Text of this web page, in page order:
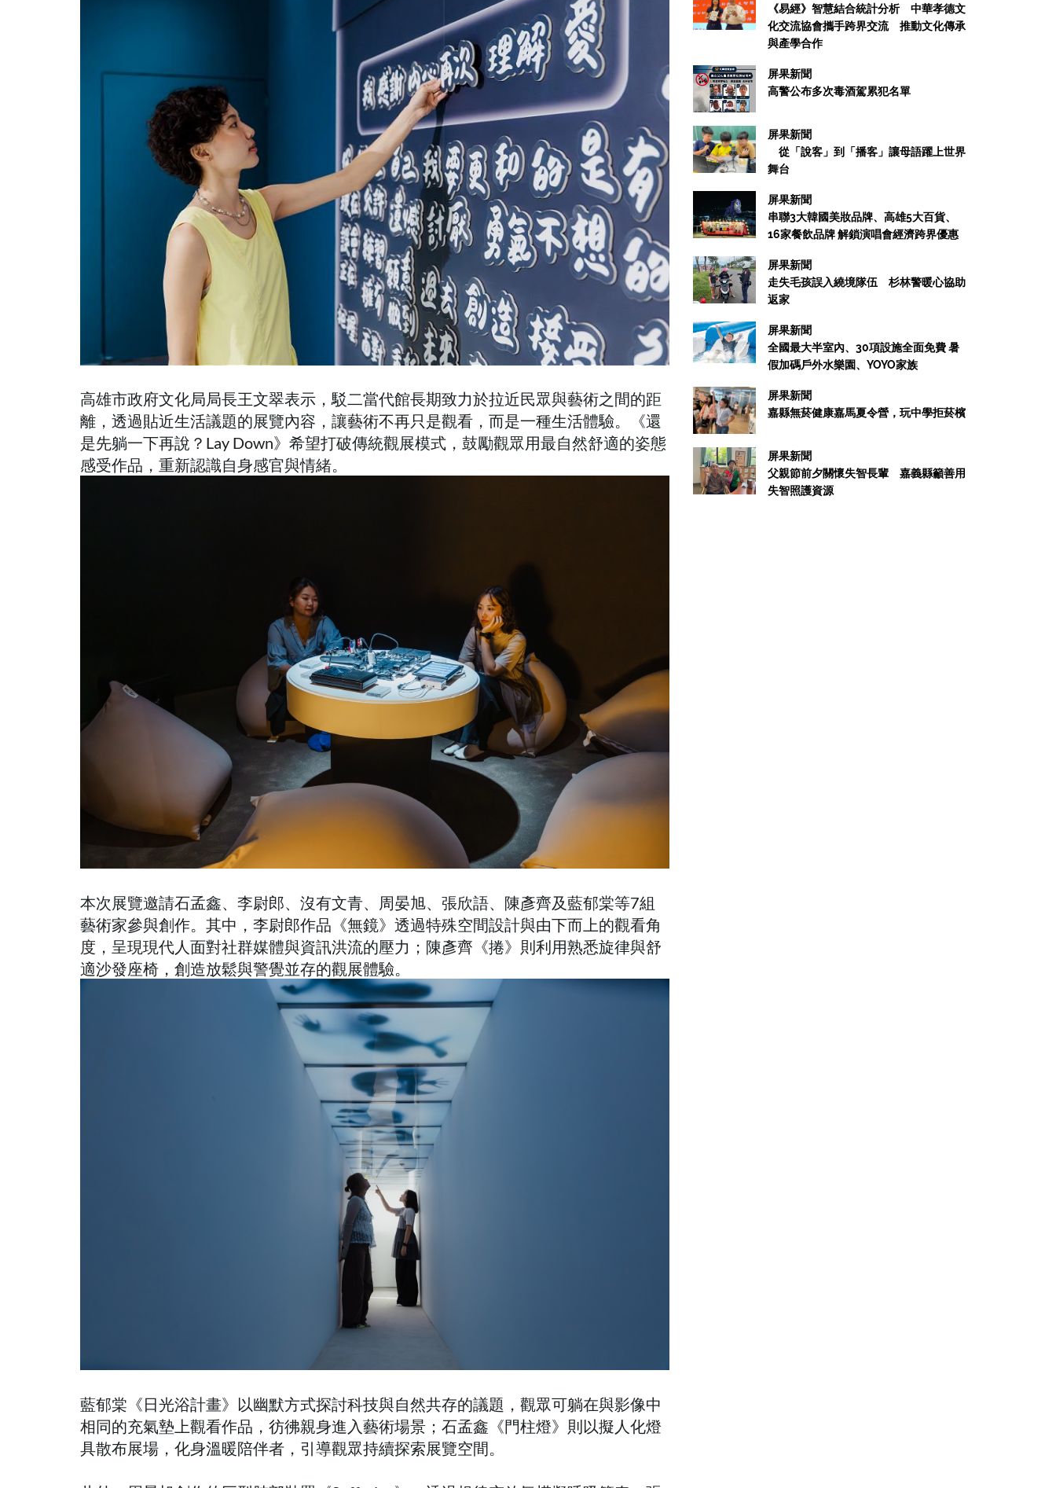
高雄市政府文化局局長王文翠表示，駁二當代館長期致力於拉近民眾與藝術之間的距
離，透過貼近生活議題的展覽內容，讓藝術不再只是觀看，而是一種生活體驗。《還
是先躺一下再說？Lay Down》希望打破傳統觀展模式，鼓勵觀眾用最自然舒適的姿態
感受作品，重新認識自身感官與情緒。
本次展覽邀請石孟鑫、李尉郎、沒有文青、周晏旭、張欣語、陳彥齊及藍郁棠等7組
藝術家參與創作。其中，李尉郎作品《無鏡》透過特殊空間設計與由下而上的觀看角
度，呈現現代人面對社群媒體與資訊洪流的壓力；陳彥齊《捲》則利用熟悉旋律與舒
適沙發座椅，創造放鬆與警覺並存的觀展體驗。
藍郁棠《日光浴計畫》以幽默方式探討科技與自然共存的議題，觀眾可躺在與影像中
相同的充氣墊上觀看作品，彷彿親身進入藝術場景；石孟鑫《門柱燈》則以擬人化燈
具散布展場，化身溫暖陪伴者，引導觀眾持續探索展覽空間。
《易經》智慧結合統計分析 中華孝德文
化交流協會攜手跨界交流 推動文化傳承
與產學合作
屏果新聞
高警公布多次毒酒駕累犯名單
屏果新聞
從「說客」到「播客」讓母語躍上世界
舞台
屏果新聞
串聯3大韓國美妝品牌、高雄5大百貨、
16家餐飲品牌 解鎖演唱會經濟跨界優惠
屏果新聞
走失毛孩誤入繞境隊伍 杉林警暖心協助
返家
屏果新聞
全國最大半室內、30項設施全面免費 暑
假加碼戶外水樂園、YOYO家族
屏果新聞
嘉縣無菸健康嘉馬夏令營，玩中學拒菸檳
屏果新聞
父親節前夕關懷失智長輩 嘉義縣籲善用
失智照護資源